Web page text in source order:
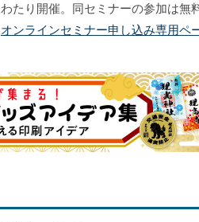
わたり開催。同セミナーの参加は無
オンラインセミナー申し込み専用ペ